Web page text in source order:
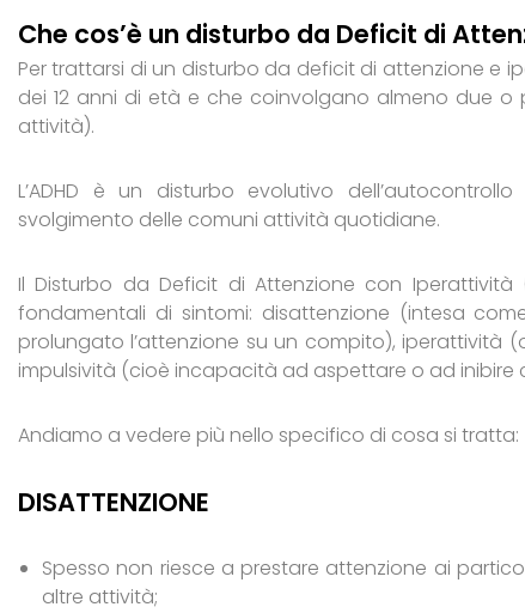
Che cos’è un disturbo da Deficit di
Per trattarsi di un disturbo da deficit di attenzione e
dei 12 anni di età e che coinvolgano almeno due
attività).
L’ADHD è un disturbo evolutivo
svolgimento delle comuni attività quotidiane.
Il Disturbo da Deficit di Attenzione con
fondamentali di sintomi: disattenzione (intesa
prolungato l’attenzione su un compito), iperattività
impulsività (cioè incapacità ad aspettare o ad
Andiamo a vedere più nello specifico di cosa si tratta:
DISATTENZIONE
Spesso non riesce a prestare attenzione ai
altre attività;